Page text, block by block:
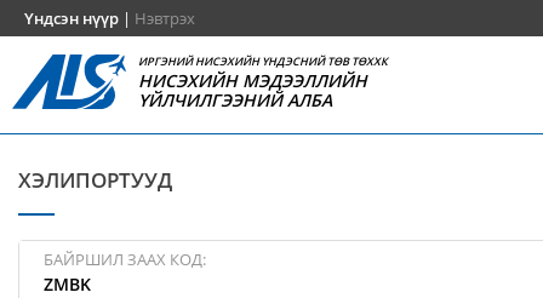
Үндсэн нүүр | Нэвтрэх
ИРГЭНИЙ НИСЭХИЙН ҮНДЭСНИЙ ТӨВ ТӨХХК
НИСЭХИЙН МЭДЭЭЛЛИЙН
ҮЙЛЧИЛГЭЭНИЙ АЛБА
ХЭЛИПОРТУУД
БАЙРШИЛ ЗААХ КОД:
ZMBK